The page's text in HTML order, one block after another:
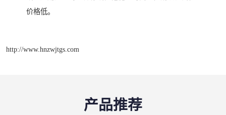
价格低。
http://www.hnzwjtgs.com
产品推荐